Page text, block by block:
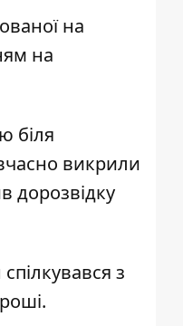
на
на
біля
викрили
дорозвідку
з